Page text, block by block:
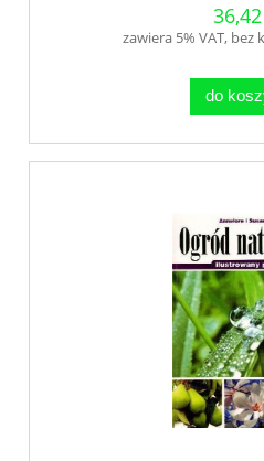
36,42
zawiera 5% VAT,
do